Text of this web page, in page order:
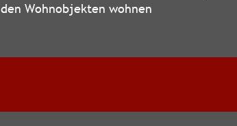
den Wohnobjekten wohnen